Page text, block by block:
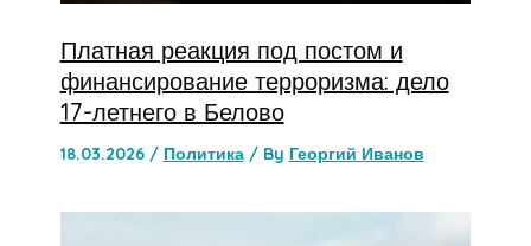
Платная реакция под постом и
финансирование терроризма: дело
17-летнего в Белово
18.03.2026 / Политика/ By Георгий Иванов